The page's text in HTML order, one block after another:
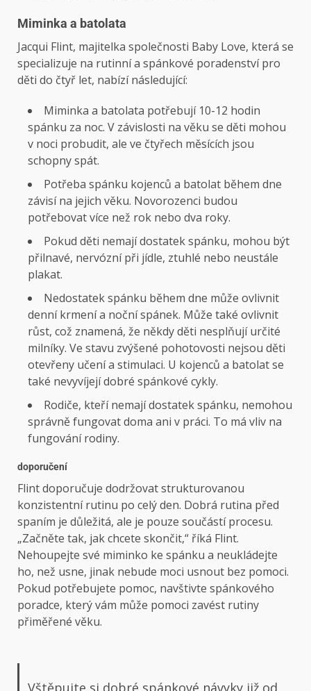
Miminka a batolata
Jacqui Flint, majitelka společnosti Baby Love, která se
specializuje na rutinní a spánkové poradenství pro
děti do čtyř let, nabízí následující:
Miminka a batolata potřebují 10-12 hodin
spánku za noc. V závislosti na věku se děti mohou
v noci probudit, ale ve čtyřech měsících jsou
schopny spát.
Potřeba spánku kojenců a batolat během dne
závisí na jejich věku. Novorozenci budou
potřebovat více než rok nebo dva roky.
Pokud děti nemají dostatek spánku, mohou být
přilnavé, nervózní při jídle, ztuhlé nebo neustále
plakat.
Nedostatek spánku během dne může ovlivnit
denní krmení a noční spánek. Může také ovlivnit
růst, což znamená, že někdy děti nesplňují určité
milníky. Ve stavu zvýšené pohotovosti nejsou děti
otevřeny učení a stimulaci. U kojenců a batolat se
také nevyvíjejí dobré spánkové cykly.
Rodiče, kteří nemají dostatek spánku, nemohou
správně fungovat doma ani v práci. To má vliv na
fungování rodiny.
doporučení
Flint doporučuje dodržovat strukturovanou
konzistentní rutinu po celý den. Dobrá rutina před
spaním je důležitá, ale je pouze součástí procesu.
„Začněte tak, jak chcete skončit,“ říká Flint.
Nehoupejte své miminko ke spánku a neukládejte
ho, než usne, jinak nebude moci usnout bez pomoci.
Pokud potřebujete pomoc, navštivte spánkového
poradce, který vám může pomoci zavést rutiny
přiměřené věku.